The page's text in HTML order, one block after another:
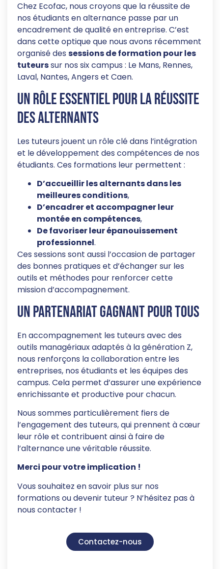
Chez Ecofac, nous croyons que la réussite de
nos étudiants en alternance passe par un
encadrement de qualité en entreprise. C’est
dans cette optique que nous avons récemment
organisé des sessions de formation pour les
tuteurssur nos six campus : Le Mans, Rennes,
Laval, Nantes, Angers et Caen.
Un rôle essentiel pour la réussite
des alternants
Les tuteurs jouent un rôle clé dans l’intégration
et le développement des compétences de nos
étudiants. Ces formations leur permettent :
D’accueillir les alternants dans les
meilleures conditions,
D’encadrer et accompagner leur
montée en compétences,
De favoriser leur épanouissement
professionnel.
Ces sessions sont aussi l’occasion de partager
des bonnes pratiques et d’échanger sur les
outils et méthodes pour renforcer cette
mission d’accompagnement.
Un partenariat gagnant pour tous
En accompagnement les tuteurs avec des
outils managériaux adaptés à la génération Z,
nous renforçons la collaboration entre les
entreprises, nos étudiants et les équipes des
campus. Cela permet d’assurer une expérience
enrichissante et productive pour chacun.
Nous sommes particulièrement fiers de
l’engagement des tuteurs, qui prennent à cœur
leur rôle et contribuent ainsi à faire de
l’alternance une véritable réussite.
Merci pour votre implication !
Vous souhaitez en savoir plus sur nos
formations ou devenir tuteur ? N’hésitez pas à
nous contacter !
Contactez-nous